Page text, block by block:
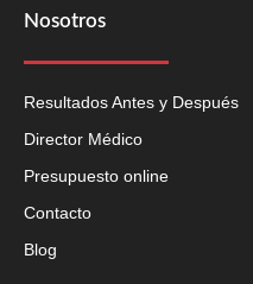
Nosotros
Resultados Antes y Después
Director Médico
Presupuesto online
Contacto
Blog